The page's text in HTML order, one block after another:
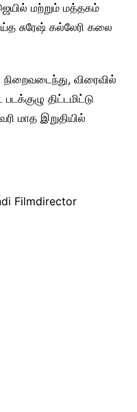
மற்றும் மத்தகம்
சுரேஷ் கல்லேரி கலை
விரைவில்
திட்டமிட்டு
மாத இறுதியில்
Filmdirector